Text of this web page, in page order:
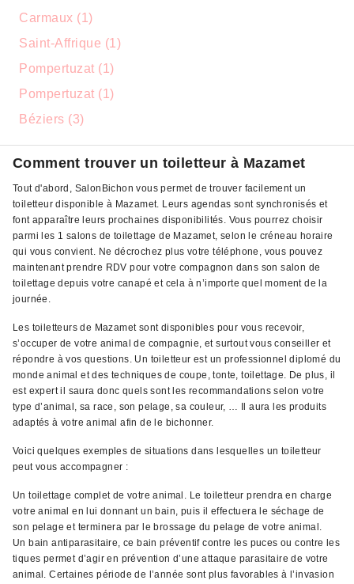
Carmaux (1)
Saint-Affrique (1)
Pompertuzat (1)
Pompertuzat (1)
Béziers (3)
Comment trouver un toiletteur à Mazamet
Tout d'abord, SalonBichon vous permet de trouver facilement un
toiletteur disponible à Mazamet. Leurs agendas sont synchronisés et
font apparaître leurs prochaines disponibilités. Vous pourrez choisir
parmi les 1 salons de toilettage de Mazamet, selon le créneau horaire
qui vous convient. Ne décrochez plus votre téléphone, vous pouvez
maintenant prendre RDV pour votre compagnon dans son salon de
toilettage depuis votre canapé et cela à n’importe quel moment de la
journée.
Les toiletteurs de Mazamet sont disponibles pour vous recevoir,
s’occuper de votre animal de compagnie, et surtout vous conseiller et
répondre à vos questions. Un toiletteur est un professionnel diplomé du
monde animal et des techniques de coupe, tonte, toilettage. De plus, il
est expert il saura donc quels sont les recommandations selon votre
type d’animal, sa race, son pelage, sa couleur, … Il aura les produits
adaptés à votre animal afin de le bichonner.
Voici quelques exemples de situations dans lesquelles un toiletteur
peut vous accompagner :
Un toilettage complet de votre animal. Le toiletteur prendra en charge
votre animal en lui donnant un bain, puis il effectuera le séchage de
son pelage et terminera par le brossage du pelage de votre animal.
Un bain antiparasitaire, ce bain préventif contre les puces ou contre les
tiques permet d’agir en prévention d’une attaque parasitaire de votre
animal. Certaines période de l’année sont plus favorables à l’invasion